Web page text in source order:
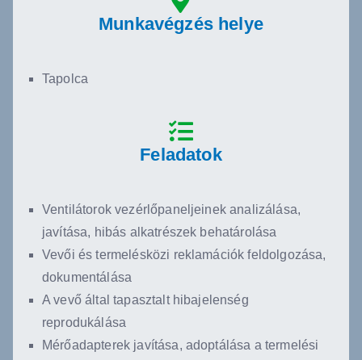
Munkavégzés helye
Tapolca
Feladatok
Ventilátorok vezérlőpaneljeinek analizálása,
javítása, hibás alkatrészek behatárolása
Vevői és termelésközi reklamációk feldolgozása,
dokumentálása
A vevő által tapasztalt hibajelenség
reprodukálása
Mérőadapterek javítása, adoptálása a termelési